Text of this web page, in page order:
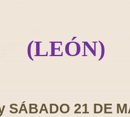
(LEÓN)
SÁBADO 21 DE